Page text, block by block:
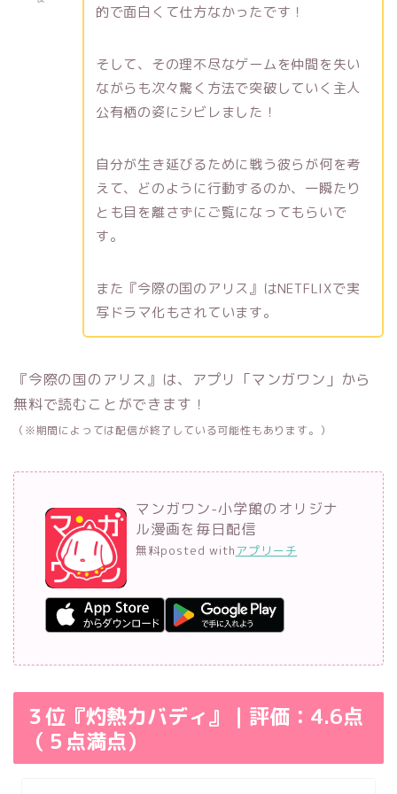
的で面白くて仕方なかったです！
そして、その理不尽なゲームを仲間を失い
ながらも次々驚く方法で突破していく主人
公有栖の姿にシビレました！
自分が生き延びるために戦う彼らが何を考
えて、どのように行動するのか、一瞬たり
とも目を離さずにご覧になってもらいで
す。
また『今際の国のアリス』はNETFLIXで実
写ドラマ化もされています。
『今際の国のアリス』は、アプリ「マンガワン」から
無料で読むことができます！
（※期間によっては配信が終了している可能性もあります。）
マンガワン-小学館のオリジナ
ル漫画を毎日配信
無料posted with アプリーチ
３位『灼熱カバディ』｜評価：4.6点
（５点満点）